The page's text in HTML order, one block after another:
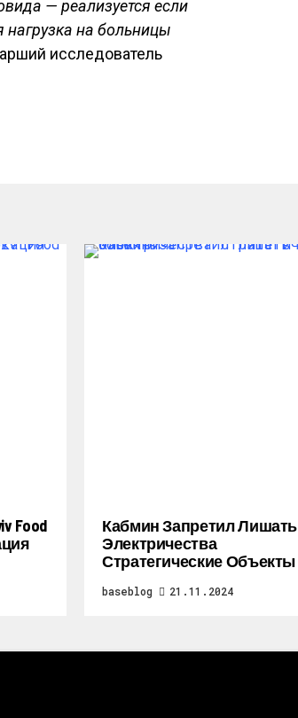
— реализуется если
нагрузка на больницы
исследователь
Food
Кабмин Запретил Лишать
Электричества
Стратегические Объекты
baseblog 21.11.2024